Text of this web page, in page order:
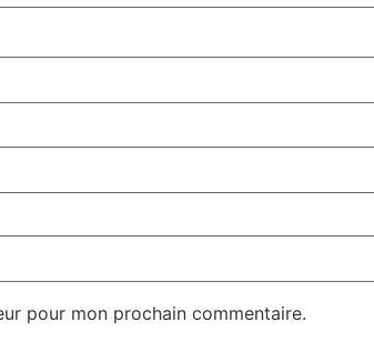
pour mon prochain commentaire.